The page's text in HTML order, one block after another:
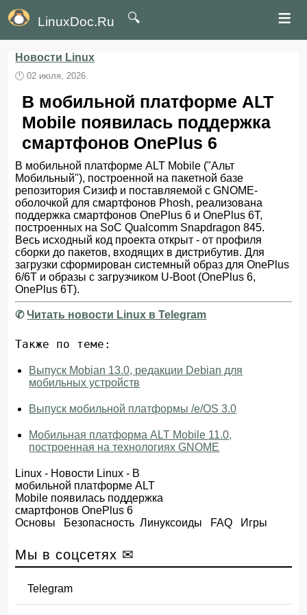
LinuxDoc.Ru 🔍 ≡
Новости Linux
🕛02 июля, 2026.
В мобильной платформе ALT
Mobile появилась поддержка
смартфонов OnePlus 6
В мобильной платформе ALT Mobile ("Альт
Мобильный"), построенной на пакетной базе
репозитория Сизиф и поставляемой с GNOME-
оболочкой для смартфонов Phosh, реализована
поддержка смартфонов OnePlus 6 и OnePlus 6T,
построенных на SoC Qualcomm Snapdragon 845.
Весь исходный код проекта открыт - от профиля
сборки до пакетов, входящих в дистрибутив. Для
загрузки сформирован системный образ для OnePlus
6/6T и образы с загрузчиком U-Boot (OnePlus 6,
OnePlus 6T).
✆Читать новости Linux в Telegram
Также по теме:
Выпуск Mobian 13.0, редакции Debian для
мобильных устройств
Выпуск мобильной платформы /e/OS 3.0
Мобильная платформа ALT Mobile 11.0,
построенная на технологиях GNOME
Linux - Новости Linux - В
мобильной платформе ALT
Mobile появилась поддержка
смартфонов OnePlus 6
Основы
Безопасность Линуксоиды FAQ Игры
Мы в соцсетях ✉
Telegram